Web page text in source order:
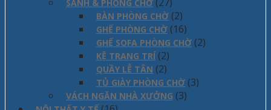
SẢNH & PHÒNG CHỜ
BÀN PHÒNG CHỜ (2)
GHẾ PHÒNG CHỜ (16)
GHẾ SOFA PHÒNG CHỜ (2)
KỆ TRANG TRÍ (2)
QUẦY LỄ TÂN (2)
TỦ GIÀY PHÒNG CHỜ (3)
VÁCH NGĂN NHÀ XƯỞNG (3)